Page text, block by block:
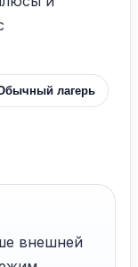
лагерь
внешней